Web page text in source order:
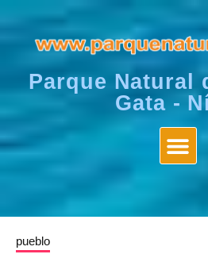
Parque Natural
Gata -
pueblo